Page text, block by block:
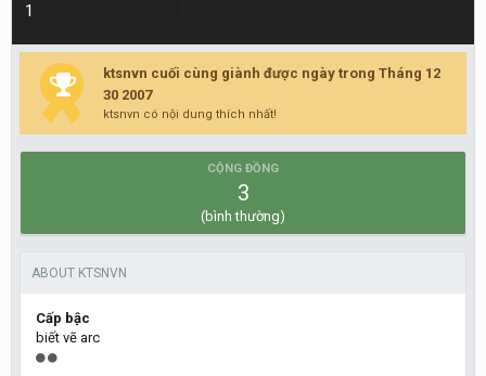
1
ktsnvn cuối cùng giành được ngày trong Tháng 12
30 2007
ktsnvn có nội dung thích nhất!
CỘNG ĐỒNG
3
(bình thường)
ABOUT KTSNVN
Cấp bậc
biết vẽ arc